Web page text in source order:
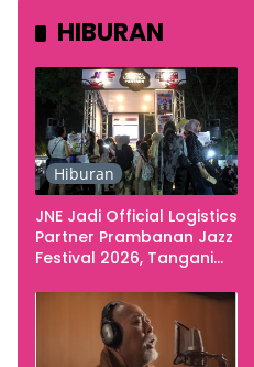
HIBURAN
Hiburan
JNE Jadi Official Logistics
Partner Prambanan Jazz
Festival 2026, Tangani
Kebutuhan Konser